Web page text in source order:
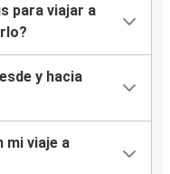
para viajar a
y hacia
mi viaje a